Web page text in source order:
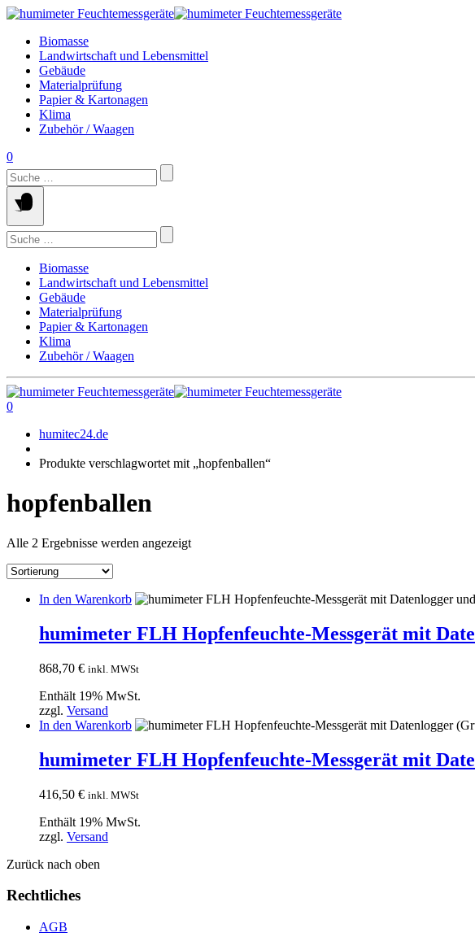
Springe
Inhalt
Biomasse
Landwirtschaft und Lebensmittel
Gebäude
Materialprüfung
Papier & Kartonagen
Klima
Zubehör / Waagen
0
Suchen
nach:
Suchen
nach:
Biomasse
Landwirtschaft und Lebensmittel
Gebäude
Materialprüfung
Papier & Kartonagen
Klima
Zubehör / Waagen
0
humitec24.de
Produkte verschlagwortet mit „hopfenballen“
hopfenballen
Alle 2 Ergebnisse werden angezeigt
In den Warenkorb
humimeter FLH Hopfenfeuchte-Messgerät mit
868,70 € inkl. MWSt
Enthält 19% MwSt.
zzgl. Versand
In den Warenkorb
humimeter FLH Hopfenfeuchte-Messgerät mit
416,50 € inkl. MWSt
Enthält 19% MwSt.
zzgl. Versand
Zurück nach oben
Rechtliches
AGB